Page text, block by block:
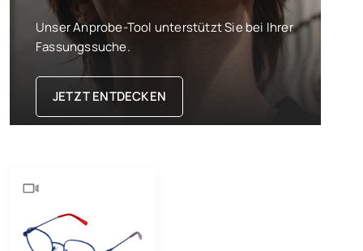
Unser Anprobe-Tool unterstützt Sie bei Ihrer
Fassungssuche.
JETZT ENTDECKEN